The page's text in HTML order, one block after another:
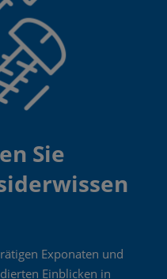
Sie
Exponaten und
Einblicken in